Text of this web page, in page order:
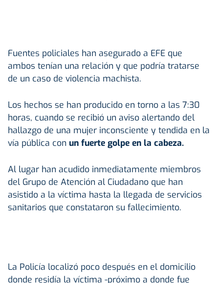
Fuentes policiales han asegurado a EFE que
ambos tenían una relación y que podría tratarse
de un caso de violencia machista.
Los hechos se han producido en torno a las 7:30
horas, cuando se recibió un aviso alertando del
hallazgo de una mujer inconsciente y tendida en la
vía pública con un fuerte golpe en la cabeza.
Al lugar han acudido inmediatamente miembros
del Grupo de Atención al Ciudadano que han
asistido a la víctima hasta la llegada de servicios
sanitarios que constataron su fallecimiento.
La Policía localizó poco después en el domicilio
donde residía la víctima -próximo a donde fue